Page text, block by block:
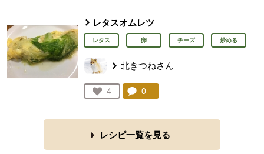
レタスオムレツ
レタス 卵 チーズ 炒める
北きつねさん
お気に入り登録：
4
人が登録
コメント：
0
レシピ一覧を見る